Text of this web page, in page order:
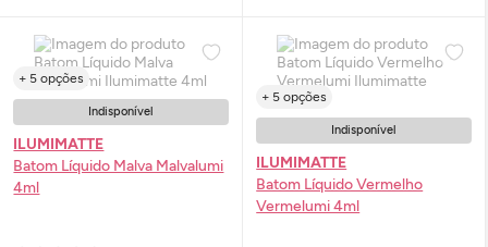
+ 5 opções
Indisponível
ILUMIMATTE
Batom Líquido Malva Malvalumi
4ml
+ 5 opções
Indisponível
ILUMIMATTE
Batom Líquido Vermelho
Vermelumi 4ml